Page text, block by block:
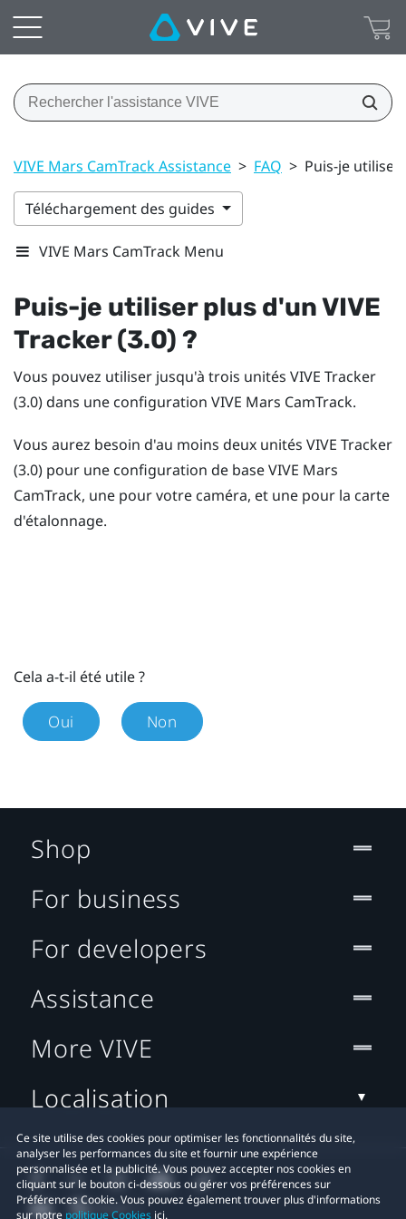
VIVE Mars CamTrack Assistance > FAQ > Puis-je utiliser
Téléchargement des guides
VIVE Mars CamTrack Menu
Puis-je utiliser plus d'unVIVE
Tracker (3.0) ?
Vous pouvez utiliser jusqu'à trois unités VIVE Tracker
(3.0)dans une configuration VIVE Mars CamTrack.
Vous aurez besoin d'au moins deux unités VIVE Tracker
(3.0) pour une configuration de baseVIVE Mars
CamTrack, une pour votre caméra, et une pour la carte
d'étalonnage.
Cela a-t-il été utile ?
Oui Non
Ce site utilise des cookies pour optimiser les fonctionnalités du site,
analyser les performances du site et fournir une expérience
personnalisée et la publicité. Vous pouvez accepter nos cookies en
cliquant sur le bouton ci-dessous ou gérer vos préférences sur
Préférences Cookie. Vous pouvez également trouver plus d'informations
sur notre politique Cookies ici.
Shop
For business
For developers
Assistance
More VIVE
Localisation